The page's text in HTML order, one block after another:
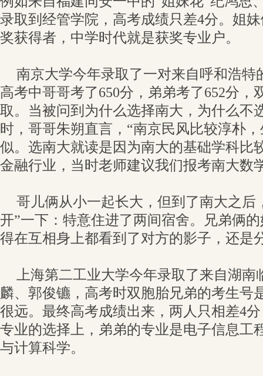
录取到经管学院，高考成绩只差4分。姐
奖获得者，中学时代就是获奖专业户。
南京大学今年录取了一对来自呼和浩特
高考中哥哥考了650分，弟弟考了652分，
取。当被问到为什么选择南大，为什么不
时，哥哥朱朔直言，“南京民风比较淳朴
似。选南大就读是因为南大的基础学科比
金融行业，当时老师建议我们报考南大数
哥儿俩从小一起长大，但到了南大之后
开”一下：特意住进了两间宿舍。兄弟俩
得在互相身上都看到了对方的影子，还是
上海第二工业大学今年录取了来自湖
麟、郭俊镳，高考时双胞胎兄弟的考生号
很远。最终高考成绩出来，两人只相差4
专业的选择上，弟弟的专业是电子信息工
与计算科学。